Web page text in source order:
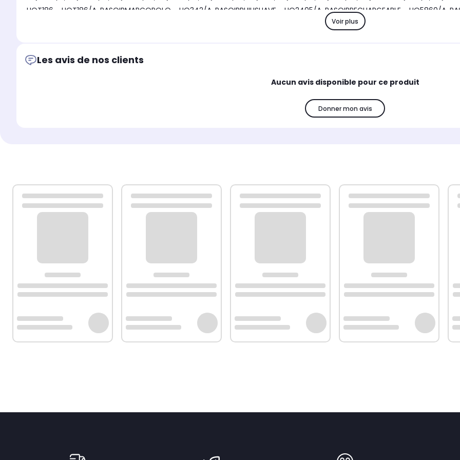
HQT186 - HQT186/A, RASOIRMARCOPOLO - HQ342/A, RASOIRPHILISHAVE - HQ2405/A, RASOIRRECHARGEABLE - HQ5860/A,
ECLIPSE
Voir plus
Les avis de nos clients
Aucun avis disponible pour ce produit
Donner mon avis